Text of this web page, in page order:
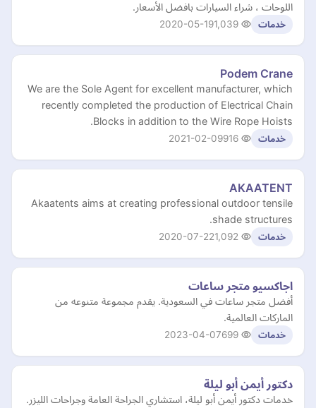
اللوحات ، شراء السيارات بافضل الأسعار.
خدمات 2020-05-19
Podem Crane
We are the Sole Agent for excellent manufacturer, which
recently completed the production of Electrical Chain
Blocks in addition to the Wire Rope Hoists.
خدمات 2021-02-09
AKAATENT
Akaatents aims at creating professional outdoor tensile
shade structures.
خدمات 2020-07-22
اجاكسيو متجر ساعات
أفضل متجر ساعات في السعودية. يقدم مجموعة متنوعه من
الماركات العالمية.
خدمات 2023-04-07
دكتور أيمن أبو ليلة
خدمات دكتور أيمن أبو ليلة، استشاري الجراحة العامة وجراحات الليزر.